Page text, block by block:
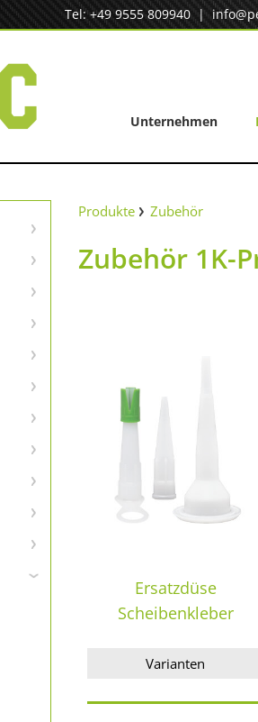
Tel: +49 9555 809940|
Unternehmen
Produkte Zubehör
Zubehör 1K-
Ersatzdüse
Scheibenkleber
Varianten